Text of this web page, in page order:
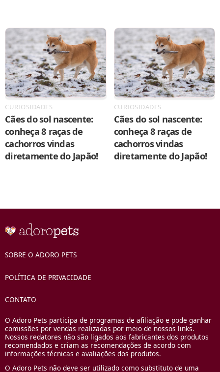
CURIOSIDADES
Cães do sol nascente:
conheça 8 raças de
cachorros vindas
diretamente do Japão!
CURIOSIDADES
Cães do sol nascente:
conheça 8 raças de
cachorros vindas
diretamente do Japão!
SOBRE O ADORO PETS
POLÍTICA DE PRIVACIDADE
CONTATO
O Adoro Pets participa de programas de afiliação e pode ganhar
comissões por vendas realizadas por meio de nossos links.
Nossos redatores não são ligados aos fabricantes dos produtos
recomendados e criam as recomendações de acordo com
informações técnicas e avaliações dos produtos.
O Adoro Pets não deve ser utilizado como substituto de uma